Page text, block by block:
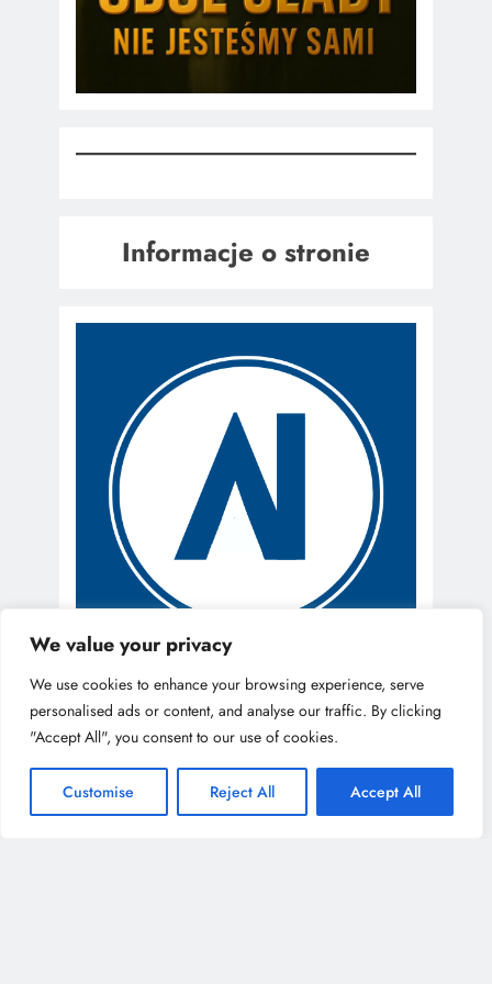
We value your privacy
We use cookies to enhance your browsing experience, serve
personalised ads or content, and analyse our traffic. By clicking
"Accept All", you consent to our use of cookies.
Customise Reject All Accept All
Informacje o stronie